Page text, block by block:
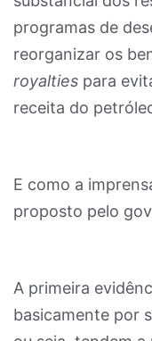
programas de
reorganizar os
royalties para
receita do
E como a
proposto pelo
A primeira
basicamente por